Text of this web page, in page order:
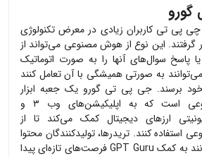
گورو
پی تی کاربران زیادی در معرض تکنولوژی
این نوع از هوش مصنوعی می‌تواند از
پاسخ سوال‌های آنها را به صورت اتوماتیک
به صورتی همیشگی با آن تعامل کنند
برسند. جی پی تی گورو یک جعبه ابزار
غیرمتمرکز هوش مصنوعی است که به اپلیکیشن‌های وب ۳ و
ارزهای دیجیتال کمک می‌کند تا از
کنند. تریدرها، تولیدکنندگان محتوا
و توسعه‌دهندگان می‌توانند به کمک GPT Guru فرصت‌های تازه‌ای پیدا